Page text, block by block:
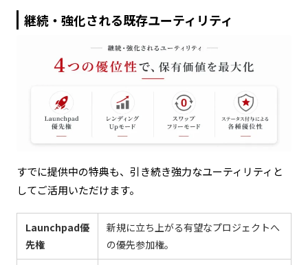
継続・強化される既存ユーティリティ
すでに提供中の特典も、引き続き強力なユーティリティと
してご活用いただけます。
Launchpad優
先権
新規に立ち上がる有望なプロジェクトへ
の優先参加権。